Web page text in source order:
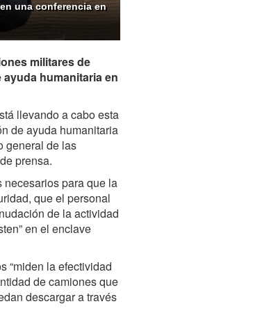
una conferencia en
militares de
humanitaria en
llevando a cabo esta
de ayuda humanitaria
general de las
prensa.
necesarios para que la
que el personal
de la actividad
en el enclave
“miden la efectividad
de camiones que
descargar a través